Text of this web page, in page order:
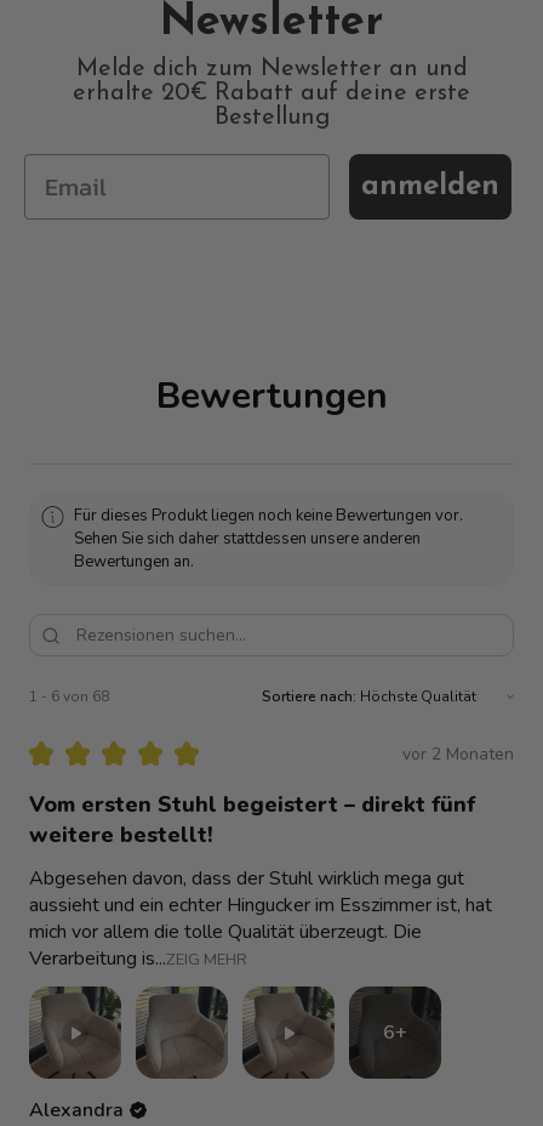
Newsletter
Melde dich zum Newsletter an und
erhalte 20€ Rabatt auf deine erste
Bestellung
anmelden
Bewertungen
Für dieses Produkt liegen noch keine Bewertungen vor.
Sehen Sie sich daher stattdessen unsere anderen
Bewertungen an.
1 - 6 von 68 Sortiere nach:
★ ★ ★ ★ ★ vor 2 Monaten
Vom ersten Stuhl begeistert – direkt fünf
weitere bestellt!
Abgesehen davon, dass der Stuhl wirklich mega gut
aussieht und ein echter Hingucker im Esszimmer ist, hat
mich vor allem die tolle Qualität überzeugt. Die
Verarbeitung is...ZEIG MEHR
6+
Alexandra